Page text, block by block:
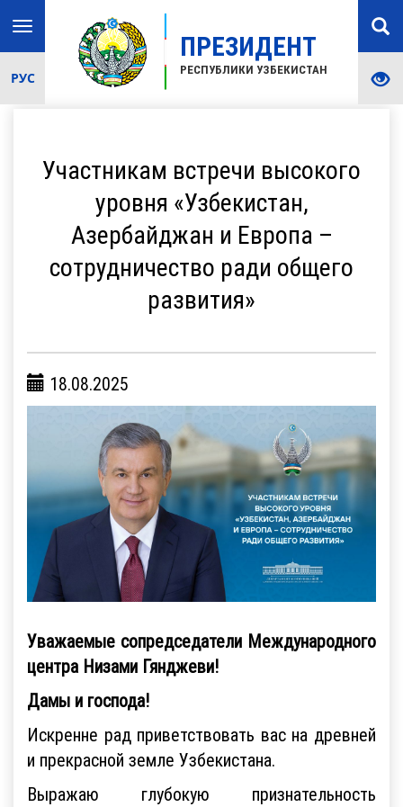
ПРЕЗИДЕНТ
РЕСПУБЛИКИ УЗБЕКИСТАН
Toggle
navigation
РУС
Участникам встречи высокого
уровня «Узбекистан,
Азербайджан и Европа –
сотрудничество ради общего
развития»
18.08.2025
Уважаемые сопредседатели Международного
центра Низами Гянджеви!
Дамы и господа!
Искренне рад приветствовать вас на древней
и прекрасной земле Узбекистана.
Выражаю глубокую признательность